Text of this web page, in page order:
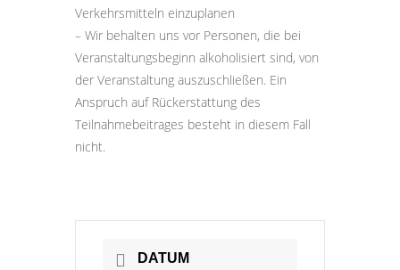
Verkehrsmitteln einzuplanen
– Wir behalten uns vor Personen, die bei
Veranstaltungsbeginn alkoholisiert sind, von
der Veranstaltung auszuschließen. Ein
Anspruch auf Rückerstattung des
Teilnahmebeitrages besteht in diesem Fall
nicht.
DATUM